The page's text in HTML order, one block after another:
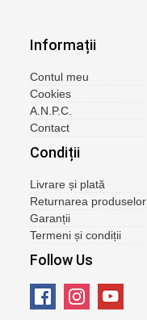
Informații
Contul meu
Cookies
A.N.P.C.
Contact
Condiții
Livrare și plată
Returnarea produselor
Garanții
Termeni și condiții
Follow Us